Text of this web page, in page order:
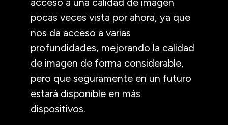
pocas veces vista por ahora, ya que
nos da acceso a varias
profundidades, mejorando la calidad
de imagen de forma considerable,
pero que seguramente en un futuro
estará disponible en más
dispositivos.